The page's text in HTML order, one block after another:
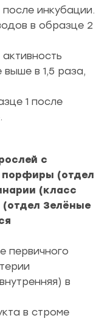
инкубации.
в образце 2
в 1,5 раза,
1 после
с
порфиры (отдел
(класс
Зелёные
первичного
в
в строме